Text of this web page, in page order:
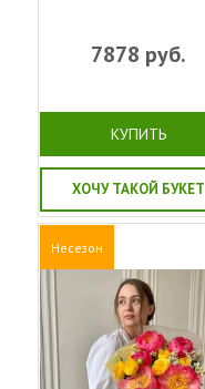
7878 руб.
КУПИТЬ
ХОЧУ ТАКОЙ БУКЕТ
Несезон